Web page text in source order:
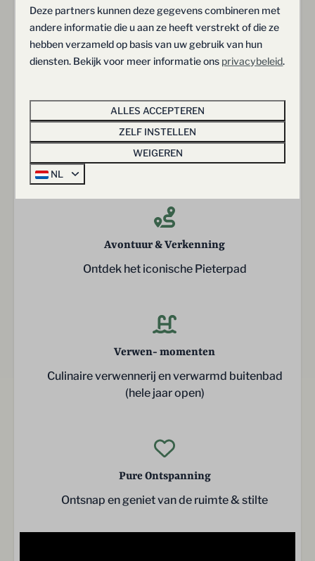
Vrijheid & Ruimte
Royale buitenruimte en een vrij gevoel
Comfort & Gemak
Ontspannen in luxe, volledig ingerichte villa’s
Avontuur & Verkenning
Ontdek het iconische Pieterpad
Verwen- momenten
Culinaire verwennerij en verwarmd buitenbad
(hele jaar open)
Pure Ontspanning
Ontsnap en geniet van de ruimte & stilte
Deze partners kunnen deze gegevens combineren met
andere informatie die u aan ze heeft verstrekt of die ze
hebben verzameld op basis van uw gebruik van hun
diensten. Bekijk voor meer informatie ons privacybeleid.
ALLES ACCEPTEREN
ZELF INSTELLEN
WEIGEREN
NL